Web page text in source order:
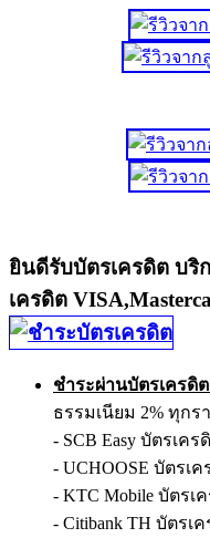
ยินดีรับบัตรเครดิต บริ
เครดิต
ชำระผ่านบัตรเครดิ
ธรรมเนียม 2% ทุกร
- SCB Easy บัตรเ
- UCHOOSE บัตรเ
- KTC Mobile บัตรเ
- Citibank TH บัตรเ